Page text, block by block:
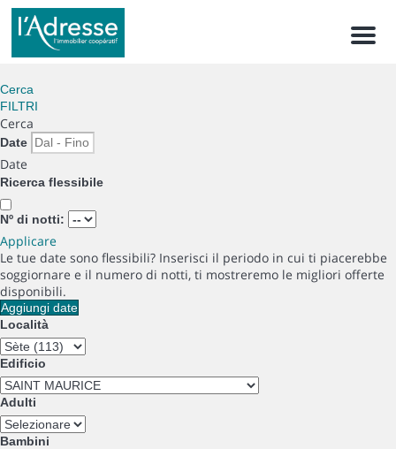
Menu
Cerca
FILTRI
Cerca
Date
Date
Ricerca flessibile
Nº di notti:
Applicare
Le tue date sono flessibili? Inserisci il periodo in cui ti piacerebbe
soggiornare e il numero di notti, ti mostreremo le migliori offerte
disponibili.
Aggiungi date
Località
Edificio
Adulti
Bambini